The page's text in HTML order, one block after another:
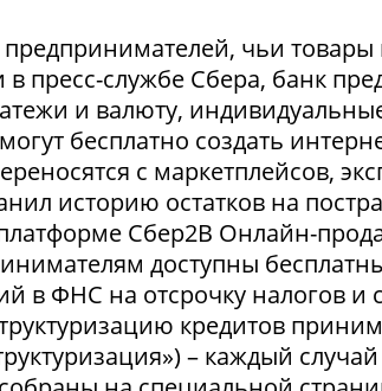
чьи товары
пресс-службе Сбера, банк
и валюту,
бесплатно создать
с маркетплейсов,
историю остатков на
Сбер2В Онлайн-
доступны
в ФНС на отсрочку налогов и
кредитов
– каждый случай